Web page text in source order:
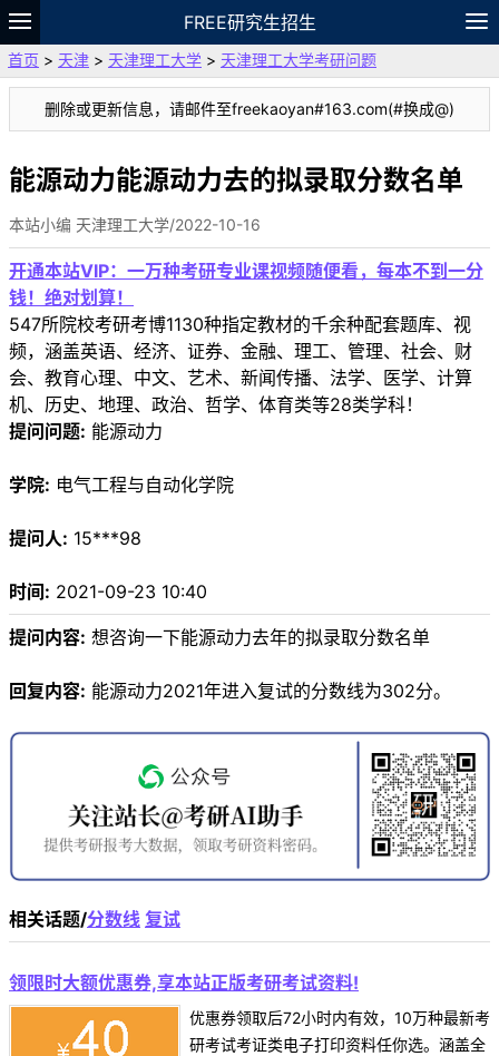
FREE研究生招生
题库
故事 专题 APP 笔记
论坛
VIP
资料
首页 > 天津 > 天津理工大学 > 天津理工大学考研问题
删除或更新信息，请邮件至freekaoyan#163.com(#换成@)
能源动力能源动力去的拟录取分数名单
本站小编 天津理工大学/2022-10-16
开通本站VIP：一万种考研专业课视频随便看，每本不到一分
钱！绝对划算！
547所院校考研考博1130种指定教材的千余种配套题库、视
频，涵盖英语、经济、证券、金融、理工、管理、社会、财
会、教育心理、中文、艺术、新闻传播、法学、医学、计算
机、历史、地理、政治、哲学、体育类等28类学科！
提问问题: 能源动力
学院: 电气工程与自动化学院
提问人: 15***98
时间: 2021-09-23 10:40
提问内容: 想咨询一下能源动力去年的拟录取分数名单
回复内容: 能源动力2021年进入复试的分数线为302分。
相关话题/分数线 复试
领限时大额优惠券,享本站正版考研考试资料!
优惠券领取后72小时内有效，10万种最新考
研考试考证类电子打印资料任你选。涵盖全